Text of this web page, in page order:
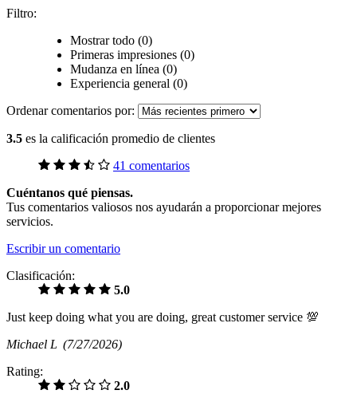
Filtro:
Mostrar todo (0)
Primeras impresiones (0)
Mudanza en línea (0)
Experiencia general (0)
Ordenar comentarios por:
3.5 es la calificación promedio de clientes
41 comentarios
Cuéntanos qué piensas.
Tus comentarios valiosos nos ayudarán a proporcionar mejores
servicios.
Escribir un comentario
Clasificación:
5.0
Just keep doing what you are doing, great customer service 💯
Michael L (7/27/2026)
Rating:
2.0